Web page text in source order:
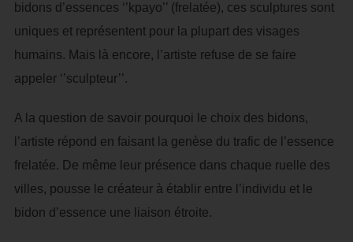
bidons d’essences ‘’kpayo’’ (frelatée), ces sculptures sont
uniques et représentent pour la plupart des visages
humains. Mais là encore, l’artiste refuse de se faire
appeler ‘’sculpteur’’.
A la question de savoir pourquoi le choix des bidons,
l’artiste répond en faisant la genèse du trafic de l’essence
frelatée. De même leur présence dans chaque ruelle des
villes, pousse le créateur à établir entre l’individu et le
bidon d’essence une liaison étroite.